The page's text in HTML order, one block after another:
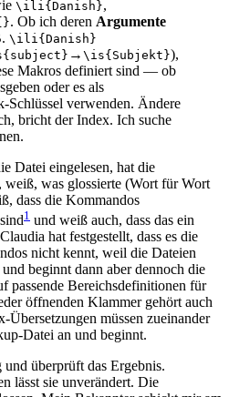
\ili{Danish},
. Ob ich deren Argumente
\ili{Danish}
→ \is{Subjekt}),
Makros definiert sind — ob
oder es als
Schlüssel verwenden. Ändere
bricht der Index. Ich suche
Datei eingelesen, hat die
weiß, was glossierte (Wort für Wort
dass die Kommandos
1 und weiß auch, dass das ein
hat festgestellt, dass es die
nicht kennt, weil die Dateien
beginnt dann aber dennoch die
passende Bereichsdefinitionen für
öffnenden Klammer gehört auch
Übersetzungen müssen zueinander
Datei an und beginnt.
überprüft das Ergebnis.
lässt sie unverändert. Die